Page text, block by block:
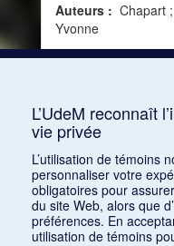
Auteurs : Chapart
Yvonne
Date :1933-01-15
L’UdeM reconnaît
vie privée
L’utilisation de témoins
personnaliser votre
obligatoires pour
du site Web, alors que
préférences. En
utilisation de témoins